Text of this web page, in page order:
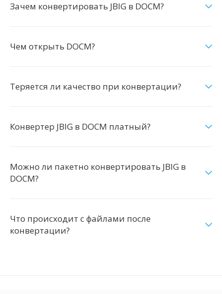
Зачем конвертировать JBIG в DOCM?
Чем открыть DOCM?
Теряется ли качество при конвертации?
Конвертер JBIG в DOCM платный?
Можно ли пакетно конвертировать JBIG в
DOCM?
Что происходит с файлами после
конвертации?